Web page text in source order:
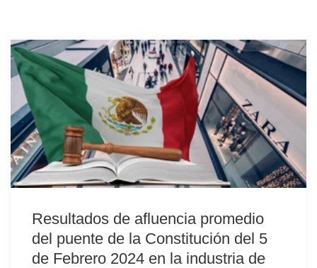
Resultados de afluencia promedio
del puente de la Constitución del 5
de Febrero 2024 en la industria de